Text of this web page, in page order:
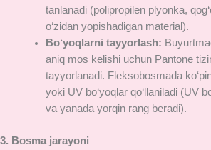
tanlanadi (polipropilen plyonka,
o‘zidan yopishadigan material).
Bo‘yoqlarni tayyorlash:
aniq mos kelishi uchun Pantone
tayyorlanadi. Fleksobosmada
yoki UV bo‘yoqlar qo‘llaniladi (UV
va yanada yorqin rang beradi).
3. Bosma jarayoni